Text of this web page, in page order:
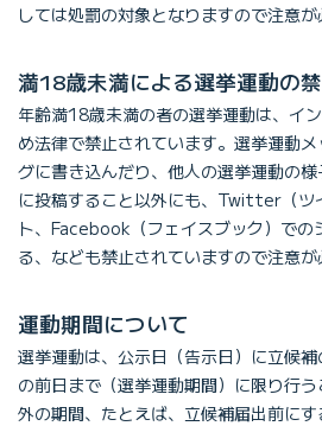
しては処罰の対象となりますので注意が
満18歳未満による選挙運動の
年齢満18歳未満の者の選挙運動は、イ
め法律で禁止されています。選挙運動
グに書き込んだり、他人の選挙運動の
に投稿すること以外にも、Twitter（ツ
ト、Facebook（フェイスブック）での
る、なども禁止されていますので注意が
運動期間について
選挙運動は、公示日（告示日）に立候
の前日まで（選挙運動期間）に限り行
外の期間、たとえば、立候補届出前に